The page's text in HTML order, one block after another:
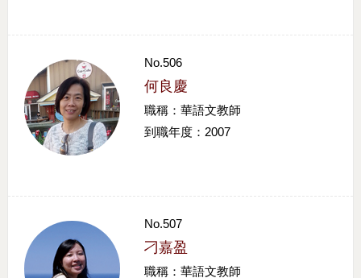
No.506
何良慶
職稱：華語文教師
到職年度：2007
No.507
刁嘉盈
職稱：華語文教師